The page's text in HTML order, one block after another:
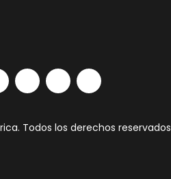
Todos los derechos reservados